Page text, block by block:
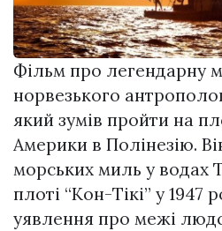
Фільм про легендарну
норвезького
який зумів пройти на
Америки в Полінезію.
морських миль у водах
плоті “Кон-Тікі” у 1947
уявлення про межі